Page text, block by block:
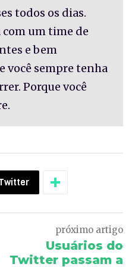
todos os dias.
com um time de
e bem
você sempre tenha
Porque você
próximo artigo
Usuários do
Twitter passam a